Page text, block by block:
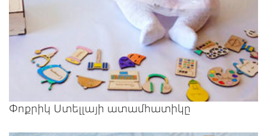
Փոքրիկ Ստելլայի ատամհատիկը